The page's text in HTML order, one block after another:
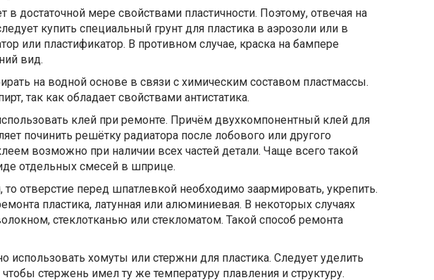
достаточной мере свойствами пластичности. Поэтому, отвечая на
купить специальный грунт для пластика в аэрозоли или в
или пластификатор. В противном случае, краска на бампере
вид.
на водной основе в связи с химическим составом пластмассы.
так как обладает свойствами антистатика.
клей при ремонте. Причём двухкомпонентный клей для
починить решётку радиатора после лобового или другого
возможно при наличии всех частей детали. Чаще всего такой
отдельных смесей в шприце.
то отверстие перед шпатлевкой необходимо заармировать, укрепить.
пластика, латунная или алюминиевая. В некоторых случаях
стеклотканью или стекломатом. Такой способ ремонта
использовать хомуты или стержни для пластика. Следует уделить
стержень имел ту же температуру плавления и структуру.